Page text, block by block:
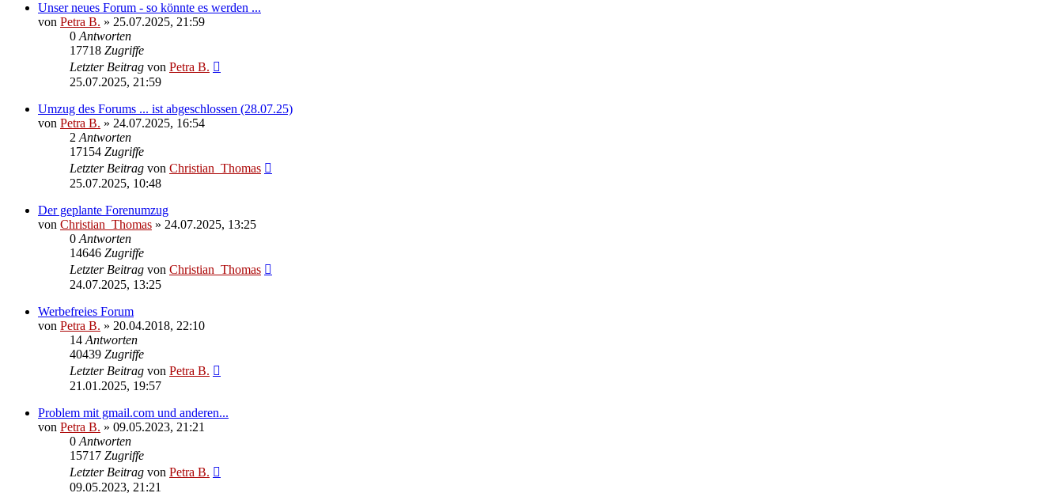
Unser neues Forum - so könnte es werden ...
von Petra B. » 25.07.2025, 21:59
0Antworten
17718 Zugriffe
Letzter Beitrag von Petra B.
25.07.2025, 21:59
Umzug des Forums ... ist abgeschlossen (28.07.25)
von Petra B. » 24.07.2025, 16:54
2Antworten
17154 Zugriffe
Letzter Beitrag von Christian_Thomas
25.07.2025, 10:48
Der geplante Forenumzug
von Christian_Thomas » 24.07.2025, 13:25
0Antworten
14646 Zugriffe
Letzter Beitrag von Christian_Thomas
24.07.2025, 13:25
Werbefreies Forum
von Petra B. » 20.04.2018, 22:10
14Antworten
40439 Zugriffe
Letzter Beitrag von Petra B.
21.01.2025, 19:57
Problem mit gmail.com und anderen...
von Petra B. » 09.05.2023, 21:21
0Antworten
15717 Zugriffe
Letzter Beitrag von Petra B.
09.05.2023, 21:21